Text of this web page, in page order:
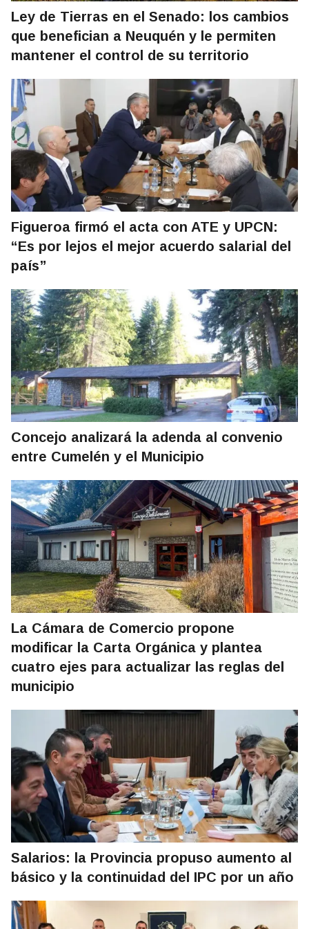
Ley de Tierras en el Senado: los cambios
que benefician a Neuquén y le permiten
mantener el control de su territorio
Figueroa firmó el acta con ATE y UPCN:
“Es por lejos el mejor acuerdo salarial del
país”
Concejo analizará la adenda al convenio
entre Cumelén y el Municipio
La Cámara de Comercio propone
modificar la Carta Orgánica y plantea
cuatro ejes para actualizar las reglas del
municipio
Salarios: la Provincia propuso aumento al
básico y la continuidad del IPC por un año